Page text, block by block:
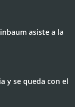
asiste a la
y se queda con el